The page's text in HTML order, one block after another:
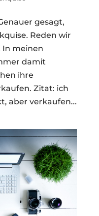
gesagt,
Reden wir
In meinen
damit
ihre
Zitat: ich
aber verkaufen...